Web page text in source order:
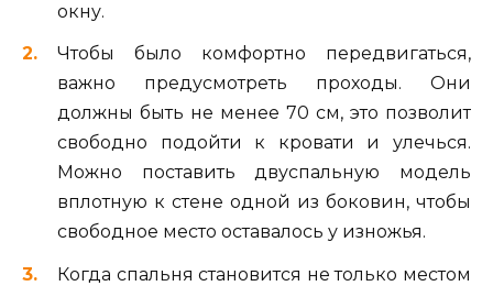
окну.
Чтобы было комфортно передвигаться,
важно предусмотреть проходы. Они
должны быть не менее 70 см, это позволит
свободно подойти к кровати и улечься.
Можно поставить двуспальную модель
вплотную к стене одной из боковин, чтобы
свободное место оставалось у изножья.
Когда спальня становится не только местом